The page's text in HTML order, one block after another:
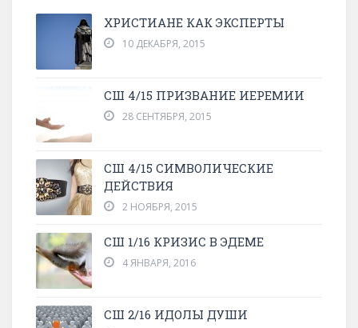
ХРИСТИАНЕ КАК ЭКСПЕРТЫ
10 ДЕКАБРЯ, 2015
СШ 4/15 ПРИЗВАНИЕ ИЕРЕМИИ
28 СЕНТЯБРЯ, 2015
СШ 4/15 СИМВОЛИЧЕСКИЕ
ДЕЙСТВИЯ
2 НОЯБРЯ, 2015
СШ 1/16 КРИЗИС В ЭДЕМЕ
4 ЯНВАРЯ, 2016
СШ 2/16 ИДОЛЫ ДУШИ